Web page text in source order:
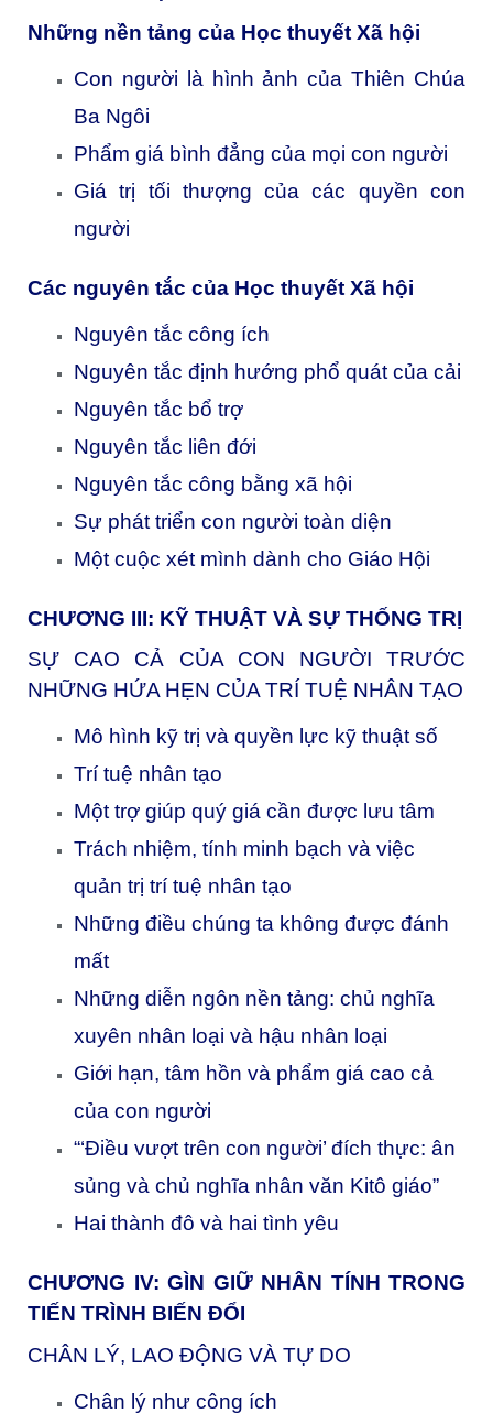
Những nền tảng của Học thuyết Xã hội
Con người là hình ảnh của Thiên Chúa
Ba Ngôi
Phẩm giá bình đẳng của mọi con người
Giá trị tối thượng của các quyền con
người
Các nguyên tắc của Học thuyết Xã hội
Nguyên tắc công ích
Nguyên tắc định hướng phổ quát của cải
Nguyên tắc bổ trợ
Nguyên tắc liên đới
Nguyên tắc công bằng xã hội
Sự phát triển con người toàn diện
Một cuộc xét mình dành cho Giáo Hội
CHƯƠNG III: KỸ THUẬT VÀ SỰ THỐNG TRỊ
SỰ CAO CẢ CỦA CON NGƯỜI TRƯỚC
NHỮNG HỨA HẸN CỦA TRÍ TUỆ NHÂN TẠO
Mô hình kỹ trị và quyền lực kỹ thuật số
Trí tuệ nhân tạo
Một trợ giúp quý giá cần được lưu tâm
Trách nhiệm, tính minh bạch và việc
quản trị trí tuệ nhân tạo
Những điều chúng ta không được đánh
mất
Những diễn ngôn nền tảng: chủ nghĩa
xuyên nhân loại và hậu nhân loại
Giới hạn, tâm hồn và phẩm giá cao cả
của con người
“‘Điều vượt trên con người’ đích thực: ân
sủng và chủ nghĩa nhân văn Kitô giáo”
Hai thành đô và hai tình yêu
CHƯƠNG IV: GÌN GIỮ NHÂN TÍNH TRONG
TIẾN TRÌNH BIẾN ĐỔI
CHÂN LÝ, LAO ĐỘNG VÀ TỰ DO
Chân lý như công ích